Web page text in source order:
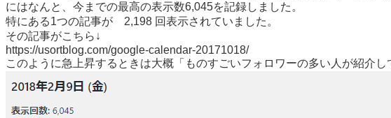
にはなんと、今までの最高の表示数6,045を記録しました。
特にある1つの記事が 2,198 回表示されていました。
その記事がこちら↓
https://usortblog.com/google-calendar-20171018/
このように急上昇するときは大概「ものすごいフォロワーの多い人が紹介